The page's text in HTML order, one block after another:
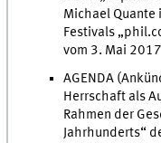
Michael Quante
Festivals
vom 3. Mai 2017
AGENDA
Herrschaft als
Rahmen der
Jahrhunderts“